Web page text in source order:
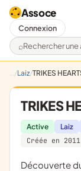
Assoce
Rechercher
Connexion
Laiz TRIKES
TRIKES
Active Laiz
Créée en 2011
découverte du trike (mariage, inaugurations,